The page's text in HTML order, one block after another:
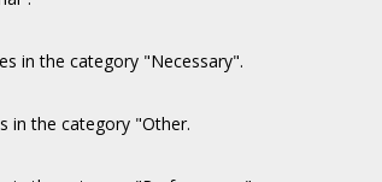
in the category "Necessary".
in the category "Other.